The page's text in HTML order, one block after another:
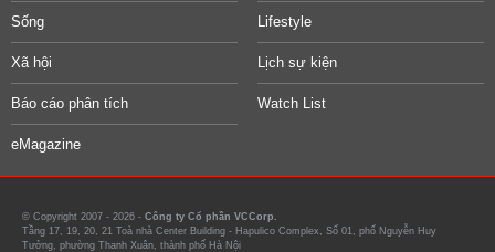
Sống Lifestyle
Xã hội Lịch sự kiện
Báo cáo phân tích Watch List
eMagazine
© Copyright 2007 - 2026 - Công ty Cổ phần VCCorp.
Tầng 17, 19, 20, 21 Toà nhà Center Building - Hapulico Complex, Số 01, phố Nguyễn Huy
Tưởng, phường Thanh Xuân, thành phố Hà Nội